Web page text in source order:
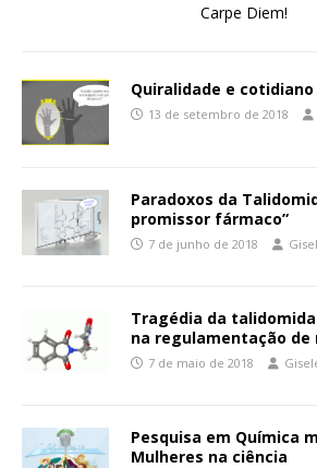
Carpe Diem!
Quiralidade e cotidiano
13 de setembro de 2018
Paradoxos da
promissor fármaco”
7 de junho de 2018
Tragédia da
na regulamentação de
7 de maio de 2018
Pesquisa em Química
Mulheres na ciência